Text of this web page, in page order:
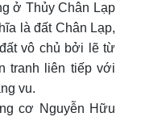
ở Thủy Chân Lạp
là đất Chân Lạp,
vô chủ bởi lẽ từ
tranh liên tiếp với
vu.
cơ Nguyễn Hữu